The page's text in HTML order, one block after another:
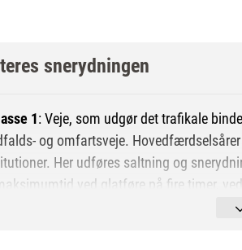
snerydningen
1: Veje, som udgør det trafikale
og omfartsveje.
Her udføres saltning og
ved glatføre på fire timer,